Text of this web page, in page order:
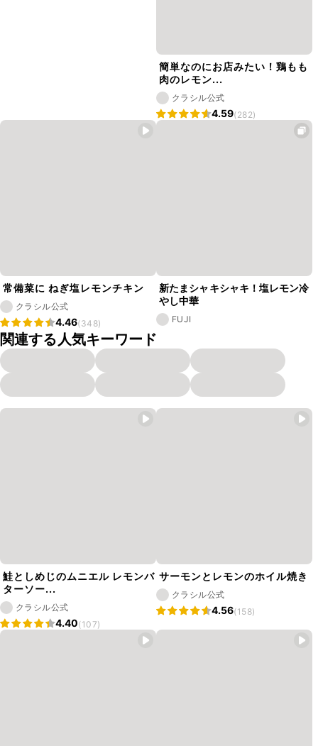
簡単なのにお店みたい！鶏もも
肉のレモン...
クラシル公式
4.59(282)
常備菜に ねぎ塩レモンチキン
クラシル公式
4.46(348)
新たまシャキシャキ！塩レモン冷
やし中華
FUJI
関連する人気キーワード
鮭としめじのムニエル レモンバ
ターソー...
クラシル公式
4.40(107)
サーモンとレモンのホイル焼き
クラシル公式
4.56(158)